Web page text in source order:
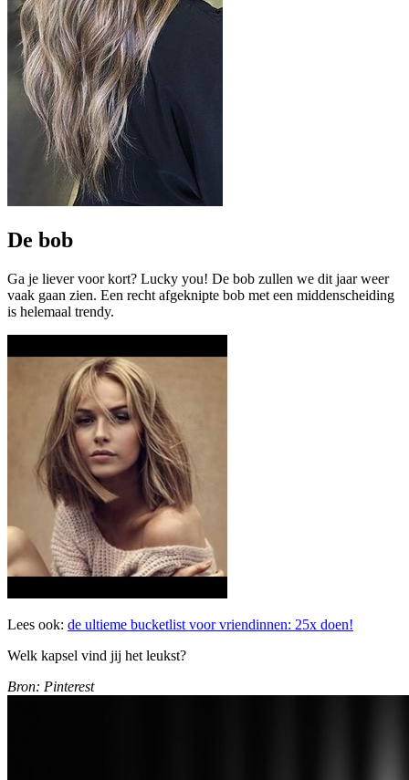
De bob
Ga je liever voor kort? Lucky you! De bob zullen we dit jaar weer
vaak gaan zien. Een recht afgeknipte bob met een middenscheiding
is helemaal trendy.
Lees ook: de ultieme bucketlist voor vriendinnen: 25x doen!
Welk kapsel vind jij het leukst?
Bron: Pinterest